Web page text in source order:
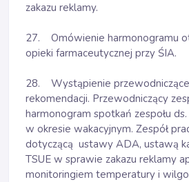
zakazu reklamy.
27. Omówienie harmonogramu
opieki farmaceutycznej przy ŚIA.
28. Wystąpienie
rekomendacji. Przewodniczący
harmonogram spotkań zespołu
w okresie wakacyjnym. Zespół
dotyczącą ustawy ADA, ustawą
TSUE w sprawie zakazu reklamy
monitoringiem temperatury i